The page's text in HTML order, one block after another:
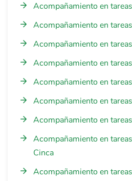
Acompañamiento en
Acompañamiento en
Acompañamiento en
Acompañamiento en
Acompañamiento en
Acompañamiento en
Acompañamiento en
Acompañamiento en
Cinca
Acompañamiento en